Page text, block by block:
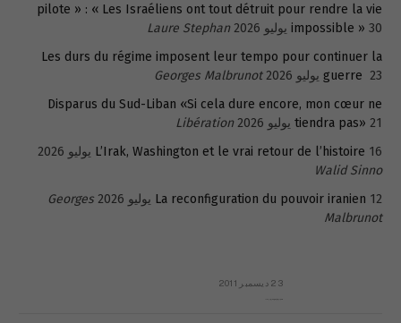
pilote » : « Les Israéliens ont tout détruit pour rendre la vie
impossible » 30 يوليو 2026
Laure Stephan
Les durs du régime imposent leur tempo pour continuer la
guerre 23 يوليو 2026
Georges Malbrunot
Disparus du Sud-Liban «Si cela dure encore, mon cœur ne
tiendra pas» 21 يوليو 2026
Libération
L’Irak, Washington et le vrai retour de l’histoire 16 يوليو 2026
Walid Sinno
La reconfiguration du pouvoir iranien 12 يوليو 2026
Georges
Malbrunot
23 ديسمبر 2011